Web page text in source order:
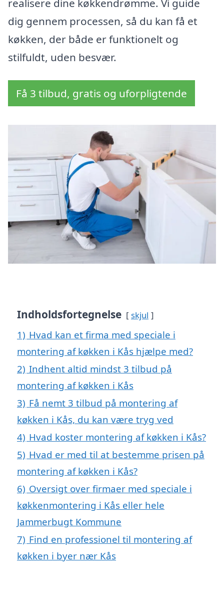
realisere dine køkkendrømme. Vi guide
dig gennem processen, så du kan få et
køkken, der både er funktionelt og
stilfuldt, uden besvær.
Få 3 tilbud, gratis og uforpligtende
Indholdsfortegnelse skjul
1) Hvad kan et firma med speciale i
montering af køkken i Kås hjælpe med?
2) Indhent altid mindst 3 tilbud på
montering af køkken i Kås
3) Få nemt 3 tilbud på montering af
køkken i Kås, du kan være tryg ved
4) Hvad koster montering af køkken i Kås?
5) Hvad er med til at bestemme prisen på
montering af køkken i Kås?
6) Oversigt over firmaer med speciale i
køkkenmontering i Kås eller hele
Jammerbugt Kommune
7) Find en professionel til montering af
køkken i byer nær Kås